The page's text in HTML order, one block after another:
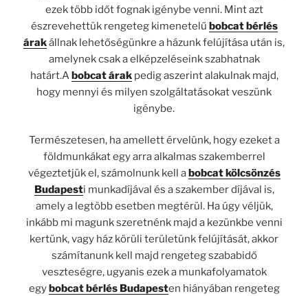
ezek több időt fognak igénybe venni. Mint azt
észrevehettük rengeteg kimenetelű bobcat bérlés
árakállnak lehetőségünkre a házunk felújítása után is,
amelynek csak a elképzeléseink szabhatnak
határt.Abobcat árakpedig aszerint alakulnak majd,
hogy mennyi és milyen szolgáltatásokat veszünk
igénybe.
Természetesen, ha amellett érvelünk, hogy ezeket a
földmunkákat egy arra alkalmas szakemberrel
végeztetjük el, számolnunk kell a bobcat kölcsönzés
Budapesti munkadíjával és a szakember díjával is,
amely a legtöbb esetben megtérül. Ha úgy véljük,
inkább mi magunk szeretnénk majd a kezünkbe venni
kertünk, vagy ház körüli területünk felújítását, akkor
számítanunk kell majd rengeteg szababidő
veszteségre, ugyanis ezek a munkafolyamatok
egy bobcat bérlés Budapesten hiányában rengeteg